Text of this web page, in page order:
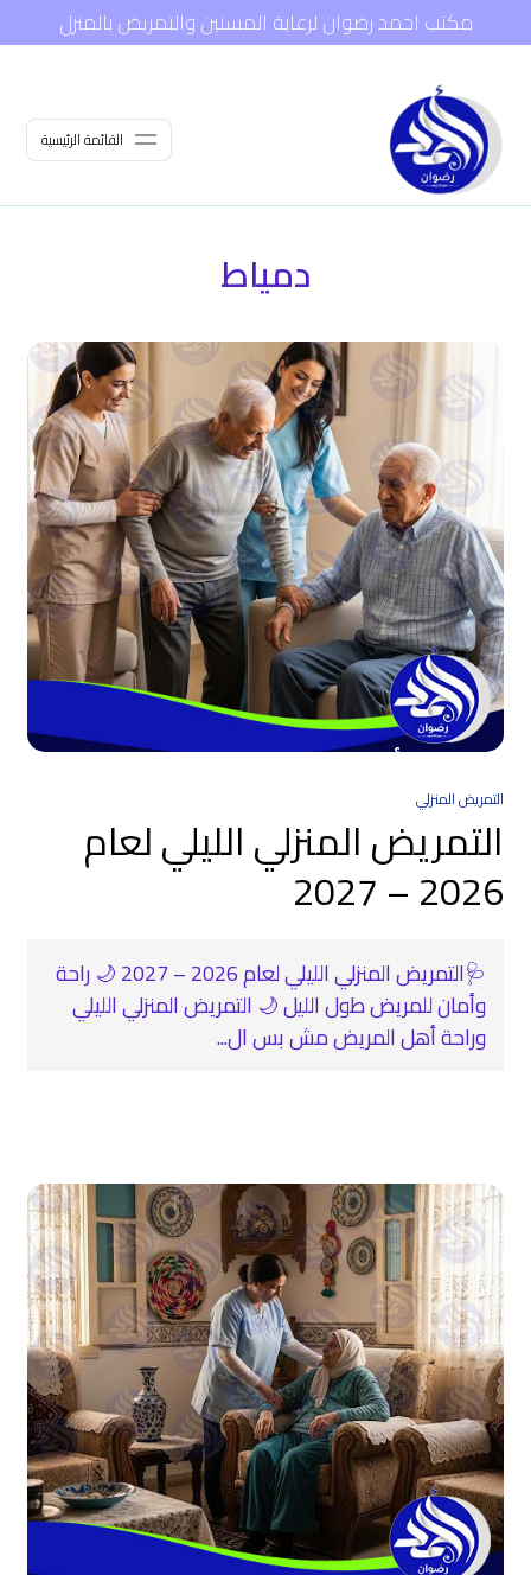
مكتب احمد رضوان لرعاية المسنين والتمريض بالمنزل
القائمة الرئيسية
دمياط
التمريض المنزلي
التمريض المنزلي الليلي لعام
2026 – 2027
🩺التمريض المنزلي الليلي لعام 2026 – 2027 🌙 راحة
وأمان للمريض طول الليل 🌙 التمريض المنزلي الليلي
وراحة أهل المريض مش بس ال...